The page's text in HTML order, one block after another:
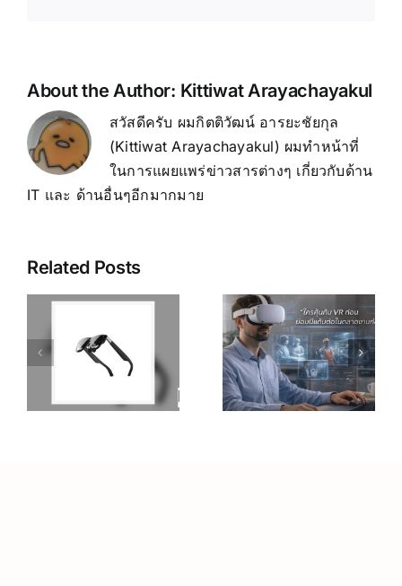
Learning
About the Author: Kittiwat Arayachayakul
สวัสดีครับ ผมกิตติวัฒน์ อารยะชัยกุล
(Kittiwat Arayachayakul) ผมทำหน้าที่
ในการแผยแพร่ข่าวสารต่างๆ เกี่ยวกับด้าน
IT และ ด้านอื่นๆอีกมากมาย
Related Posts
Metaverse:
โอกาสทองที่
คุณเตรียมตัว
เพิ่ม
ประสิทธิภาพ
การเรียนรู้
ของพนักงาน
ด้วย